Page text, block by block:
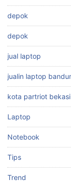
depok
depok
jual laptop
jualin laptop
kota partriot bekasi
Laptop
Notebook
Tips
Trend